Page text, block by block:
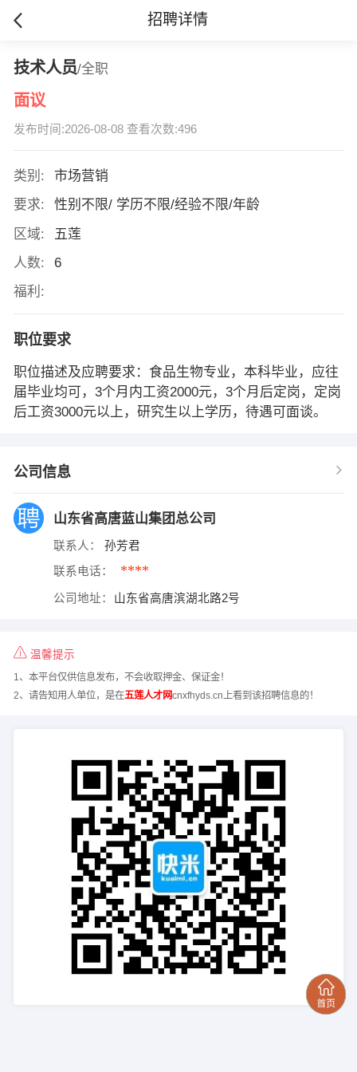
招聘详情
技术人员/全职
面议
发布时间:2026-08-08 查看次数:496
类别:
市场营销
要求:
性别不限/ 学历不限/经验不限/年龄
区域:
五莲
人数:
6
福利:
职位要求
职位描述及应聘要求：食品生物专业，本科毕业，应往
届毕业均可，3个月内工资2000元，3个月后定岗，定岗
后工资3000元以上，研究生以上学历，待遇可面谈。
公司信息
山东省高唐蓝山集团总公司
联系人： 孙芳君
联系电话： ****
公司地址： 山东省高唐滨湖北路2号
温馨提示
1、本平台仅供信息发布，不会收取押金、保证金！
2、请告知用人单位，是在五莲人才网cnxfhyds.cn上看到该招聘信息的！